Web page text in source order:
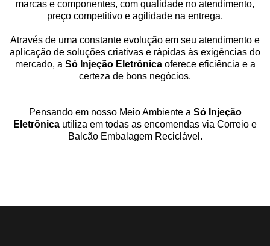
marcas e componentes, com qualidade no atendimento,
preço competitivo e agilidade na entrega.
Através de uma constante evolução em seu atendimento e
aplicação de soluções criativas e rápidas às exigências do
mercado, a Só Injeção Eletrônicaoferece eficiência e a
certeza de bons negócios.
Pensando em nosso Meio Ambiente a Só Injeção
Eletrônica utiliza em todas as encomendas via Correio e
Balcão Embalagem Reciclável.